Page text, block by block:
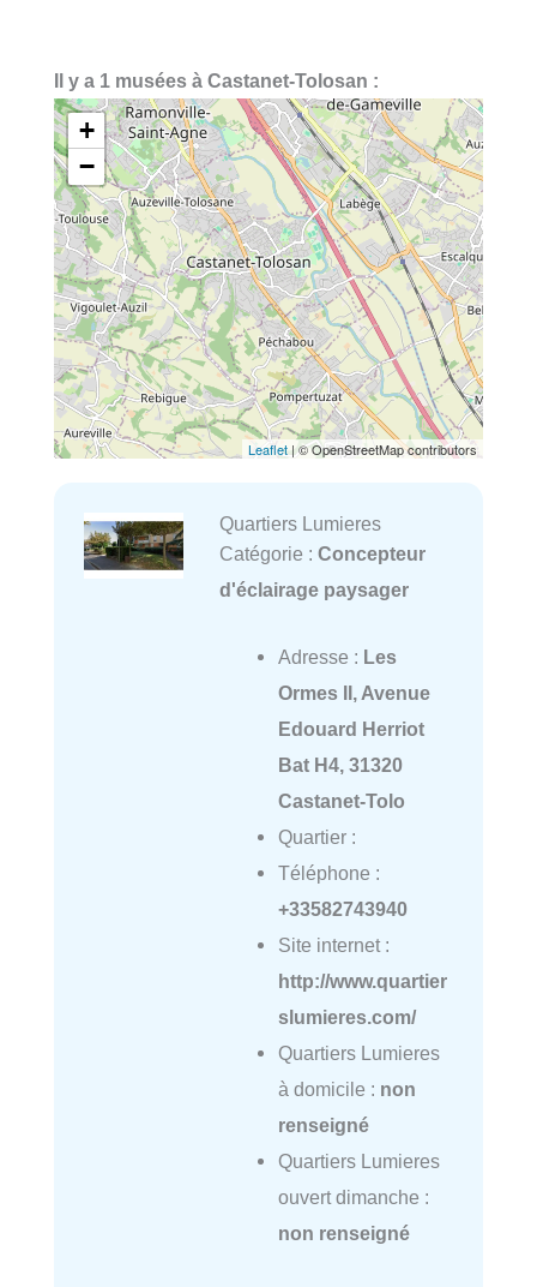
Il y a 1 musées à Castanet-Tolosan :
+
−
Leaflet | © OpenStreetMap contributors
Quartiers Lumieres
Catégorie : Concepteur
d'éclairage paysager
Adresse : Les
Ormes II, Avenue
Edouard Herriot
Bat H4, 31320
Castanet-Tolo
Quartier :
Téléphone :
+33582743940
Site internet :
http://www.quartier
slumieres.com/
Quartiers Lumieres
à domicile : non
renseigné
Quartiers Lumieres
ouvert dimanche :
non renseigné